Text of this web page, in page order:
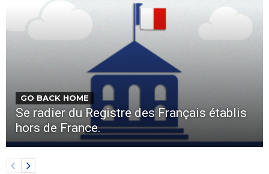
GO BACK HOME
Se radier du Registre des Français établis
hors de France.